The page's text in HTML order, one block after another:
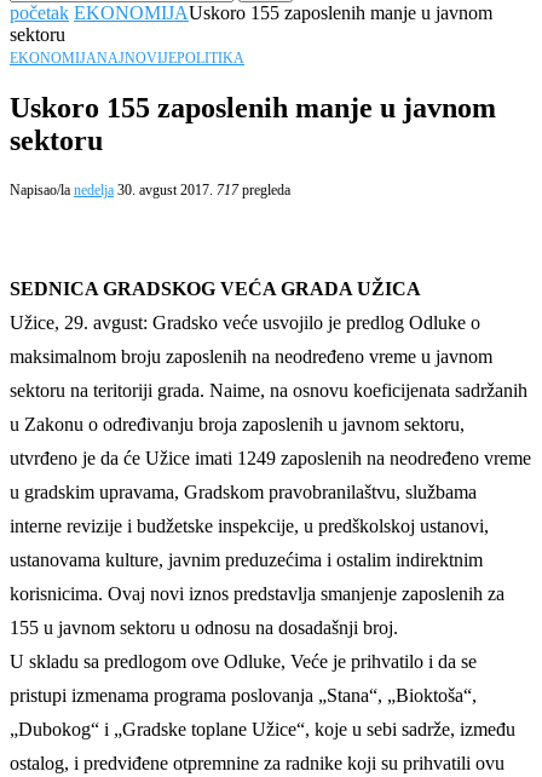
početak EKONOMIJAUskoro 155 zaposlenih manje u javnom
sektoru
EKONOMIJANAJNOVIJEPOLITIKA
Uskoro 155 zaposlenih manje u javnom
sektoru
Napisao/la nedelja 30. avgust 2017. 717pregleda
SEDNICA GRADSKOG VEĆA GRADA UŽICA
Užice, 29. avgust: Gradsko veće usvojilo je predlog Odluke o
maksimalnom broju zaposlenih na neodređeno vreme u javnom
sektoru na teritoriji grada. Naime, na osnovu koeficijenata sadržanih
u Zakonu o određivanju broja zaposlenih u javnom sektoru,
utvrđeno je da će Užice imati 1249 zaposlenih na neodređeno vreme
u gradskim upravama, Gradskom pravobranilaštvu, službama
interne revizije i budžetske inspekcije, u predškolskoj ustanovi,
ustanovama kulture, javnim preduzećima i ostalim indirektnim
korisnicima. Ovaj novi iznos predstavlja smanjenje zaposlenih za
155 u javnom sektoru u odnosu na dosadašnji broj.
U skladu sa predlogom ove Odluke, Veće je prihvatilo i da se
pristupi izmenama programa poslovanja „Stana“, „Bioktoša“,
„Dubokog“ i „Gradske toplane Užice“, koje u sebi sadrže, između
ostalog, i predviđene otpremnine za radnike koji su prihvatili ovu